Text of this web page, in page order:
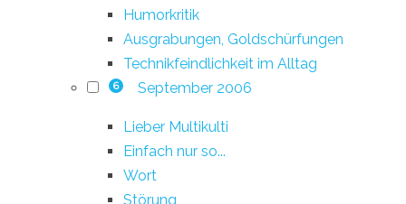
Humorkritik
Ausgrabungen, Goldschürfungen
Technikfeindlichkeit im Alltag
6 September 2006
Lieber Multikulti
Einfach nur so...
Wort
Störung